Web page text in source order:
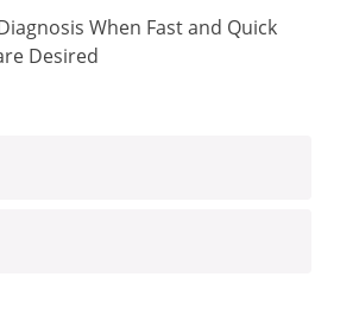
When Fast and Quick
Desired